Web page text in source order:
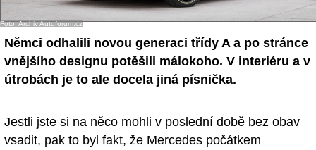
- Ostatní
Diskuzní fórum
Sledujte nás!
Foto: Archiv Autoforum.cz
Němci odhalili novou generaci třídy A a po stránce
vnějšího designu potěšili málokoho. V interiéru a v
útrobách je to ale docela jiná písnička.
Jestli jste si na něco mohli v poslední době bez obav
vsadit, pak to byl fakt, že Mercedes počátkem